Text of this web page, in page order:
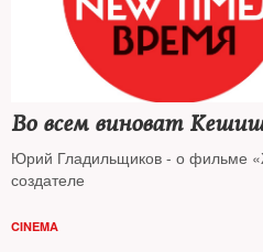
Во всем виноват
Юрий Гладильщиков - о фильме
создателе
CINEMA